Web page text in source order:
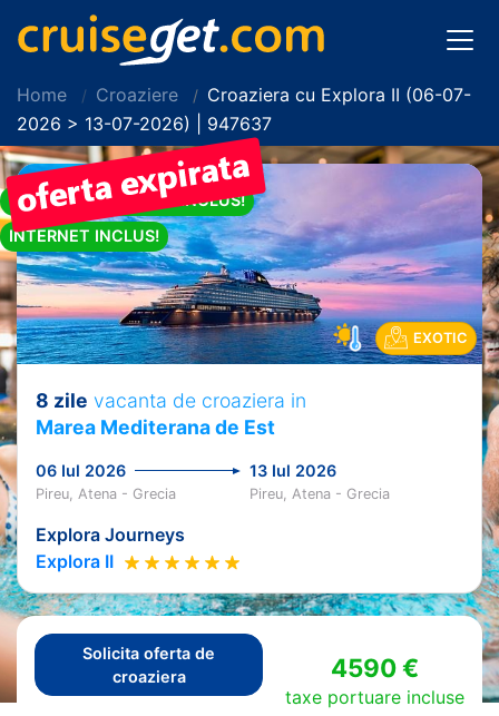
Home Croaziere
Croaziera cu Explora II (06-07-
2026 > 13-07-2026) | 947637
PACHET DE BAUTURI INCLUS!
INTERNET INCLUS!
EXOTIC
8 zile vacanta de croaziera in
Marea Mediterana de Est
06 Iul 2026 13 Iul 2026
Pireu, Atena - Grecia Pireu, Atena - Grecia
Explora Journeys
Explora II
Solicita oferta de
croaziera
4590 €
taxe portuare incluse